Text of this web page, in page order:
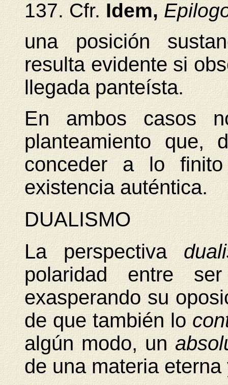
137. Cfr.Idem,
una posición
resulta evidente si
llegada panteísta.
En ambos casos
planteamiento que,
conceder a lo
existencia auténtica.
DUALISMO
La perspectiva
polaridad entre
exasperando su
de que también lo
algún modo, un
de una materia